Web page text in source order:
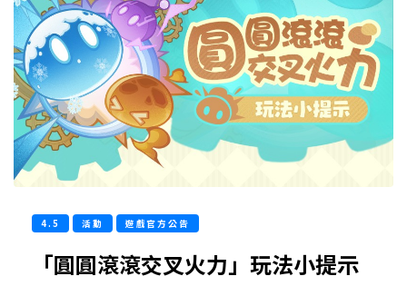
4.5 活動 遊戲官方公告
「圓圓滾滾交叉火力」玩法小提示